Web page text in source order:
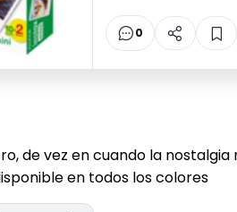
0
de vez en cuando la
en todos los colores